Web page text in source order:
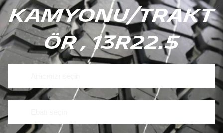
kamyonu/trakt
ör , 13R22.5